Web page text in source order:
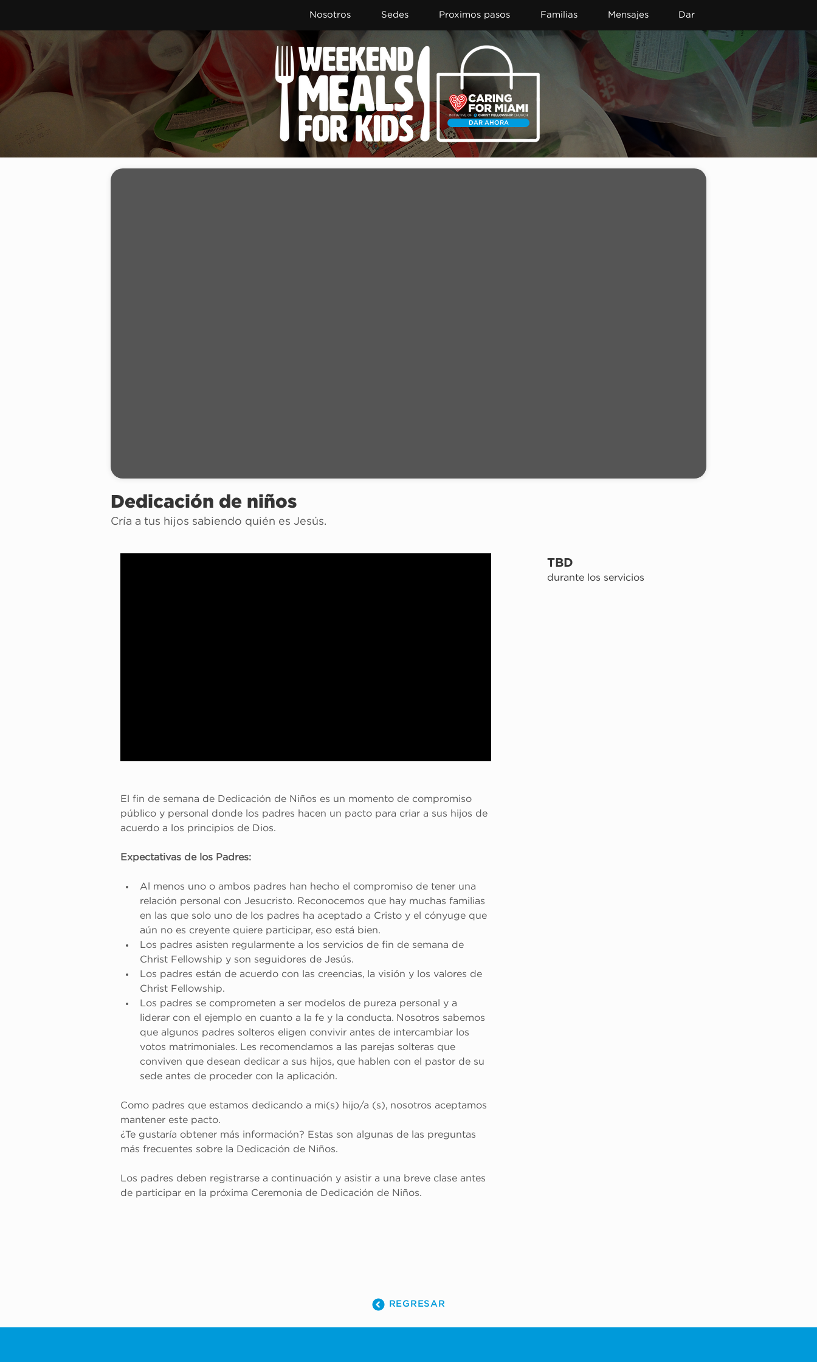
Nosotros Sedes Proximos pasos Familias Mensajes Dar
DAR AHORA
Dedicación de niños
Cría a tus hijos sabiendo quién es Jesús.
El fin de semana de Dedicación de Niños es un momento de compromiso
público y personal donde los padres hacen un pacto para criar a sus hijos de
acuerdo a los principios de Dios.
Expectativas de los Padres:
Al menos uno o ambos padres han hecho el compromiso de tener una
relación personal con Jesucristo. Reconocemos que hay muchas familias
en las que solo uno de los padres ha aceptado a Cristo y el cónyuge que
aún no es creyente quiere participar, eso está bien.
Los padres asisten regularmente a los servicios de fin de semana de
Christ Fellowship y son seguidores de Jesús.
Los padres están de acuerdo con las creencias, la visión y los valores de
Christ Fellowship.
Los padres se comprometen a ser modelos de pureza personal y a
liderar con el ejemplo en cuanto a la fe y la conducta. Nosotros sabemos
que algunos padres solteros eligen convivir antes de intercambiar los
votos matrimoniales. Les recomendamos a las parejas solteras que
conviven que desean dedicar a sus hijos, que hablen con el pastor de su
sede antes de proceder con la aplicación.
Como padres que estamos dedicando a mi(s) hijo/a (s), nosotros aceptamos
mantener este pacto.
¿Te gustaría obtener más información? Estas son algunas de las preguntas
más frecuentes sobre la Dedicación de Niños.
Los padres deben registrarse a continuación y asistir a una breve clase antes
de participar en la próxima Ceremonia de Dedicación de Niños.
TBD
durante los servicios
REGRESAR